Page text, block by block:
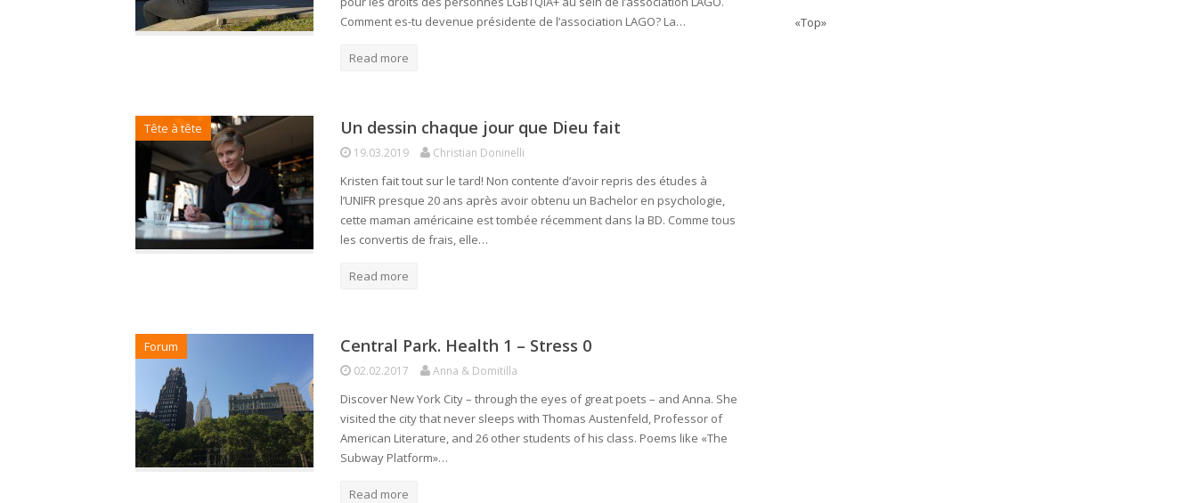
Comment es-tu devenue présidente de l’association LAGO? La…
Read more
Tête à tête Un dessin chaque jour que Dieu fait
19.03.2019 Christian Doninelli
Kristen fait tout sur le tard! Non contente d’avoir repris des études à
l’UNIFR presque 20 ans après avoir obtenu un Bachelor en psychologie,
cette maman américaine est tombée récemment dans la BD. Comme tous
les convertis de frais, elle…
Read more
Forum Central Park. Health 1 – Stress 0
02.02.2017 Anna & Domitilla
Discover New York City – through the eyes of great poets – and Anna. She
visited the city that never sleeps with Thomas Austenfeld, Professor of
American Literature, and 26 other students of his class. Poems like «The
Subway Platform»…
Read more
«Top»